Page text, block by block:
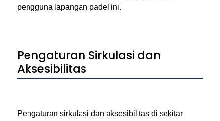
pengguna lapangan padel ini.
Pengaturan Sirkulasi dan
Aksesibilitas
Pengaturan sirkulasi dan aksesibilitas di sekitar